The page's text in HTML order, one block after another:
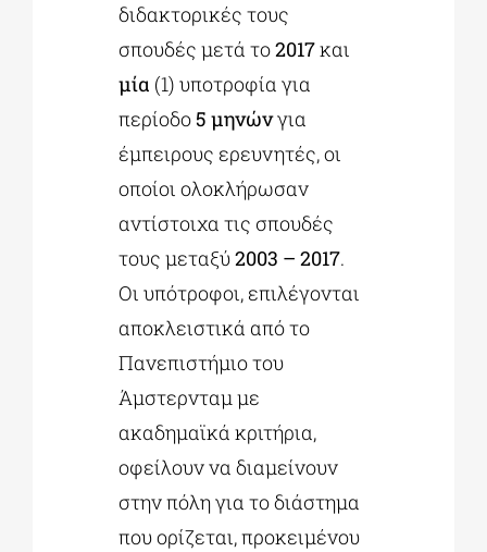
διδακτορικές τους
σπουδές μετά το2017και
μία (1) υποτροφία για
περίοδο 5 μηνώνγια
έμπειρους ερευνητές, οι
οποίοι ολοκλήρωσαν
αντίστοιχα τις σπουδές
τους μεταξύ2003 – 2017.
Οι υπότροφοι, επιλέγονται
αποκλειστικά από το
Πανεπιστήμιο του
Άμστερνταμ με
ακαδημαϊκά κριτήρια,
οφείλουν να διαμείνουν
στην πόλη για το διάστημα
που ορίζεται, προκειμένου